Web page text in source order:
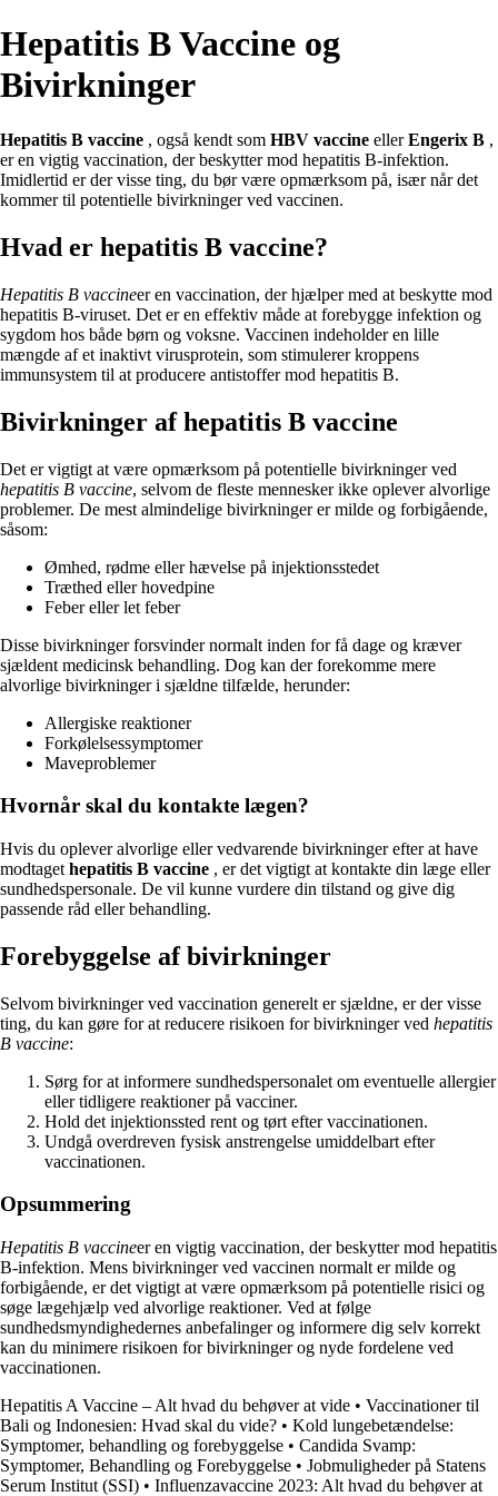
Hepatitis B Vaccine og
Bivirkninger
Hepatitis B vaccine , også kendt som HBV vaccine ellerEngerix B ,
er en vigtig vaccination, der beskytter mod hepatitis B-infektion.
Imidlertid er der visse ting, du bør være opmærksom på, især når det
kommer til potentielle bivirkninger ved vaccinen.
Hvad er hepatitis B vaccine?
Hepatitis B vaccineer en vaccination, der hjælper med at beskytte mod
hepatitis B-viruset. Det er en effektiv måde at forebygge infektion og
sygdom hos både børn og voksne. Vaccinen indeholder en lille
mængde af et inaktivt virusprotein, som stimulerer kroppens
immunsystem til at producere antistoffer mod hepatitis B.
Bivirkninger af hepatitis B vaccine
Det er vigtigt at være opmærksom på potentielle bivirkninger ved
hepatitis B vaccine, selvom de fleste mennesker ikke oplever alvorlige
problemer. De mest almindelige bivirkninger er milde og forbigående,
såsom:
Ømhed, rødme eller hævelse på injektionsstedet
Træthed eller hovedpine
Feber eller let feber
Disse bivirkninger forsvinder normalt inden for få dage og kræver
sjældent medicinsk behandling. Dog kan der forekomme mere
alvorlige bivirkninger i sjældne tilfælde, herunder:
Allergiske reaktioner
Forkølelsessymptomer
Maveproblemer
Hvornår skal du kontakte lægen?
Hvis du oplever alvorlige eller vedvarende bivirkninger efter at have
modtaget hepatitis B vaccine , er det vigtigt at kontakte din læge eller
sundhedspersonale. De vil kunne vurdere din tilstand og give dig
passende råd eller behandling.
Forebyggelse af bivirkninger
Selvom bivirkninger ved vaccination generelt er sjældne, er der visse
ting, du kan gøre for at reducere risikoen for bivirkninger ved hepatitis
B vaccine:
Sørg for at informere sundhedspersonalet om eventuelle allergier
eller tidligere reaktioner på vacciner.
Hold det injektionssted rent og tørt efter vaccinationen.
Undgå overdreven fysisk anstrengelse umiddelbart efter
vaccinationen.
Opsummering
Hepatitis B vaccineer en vigtig vaccination, der beskytter mod hepatitis
B-infektion. Mens bivirkninger ved vaccinen normalt er milde og
forbigående, er det vigtigt at være opmærksom på potentielle risici og
søge lægehjælp ved alvorlige reaktioner. Ved at følge
sundhedsmyndighedernes anbefalinger og informere dig selv korrekt
kan du minimere risikoen for bivirkninger og nyde fordelene ved
vaccinationen.
Hepatitis A Vaccine – Alt hvad du behøver at vide • Vaccinationer til
Bali og Indonesien: Hvad skal du vide? • Kold lungebetændelse:
Symptomer, behandling og forebyggelse • Candida Svamp:
Symptomer, Behandling og Forebyggelse • Jobmuligheder på Statens
Serum Institut (SSI) • Influenzavaccine 2023: Alt hvad du behøver at